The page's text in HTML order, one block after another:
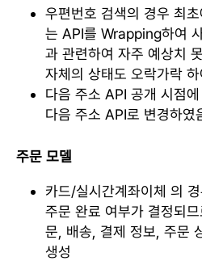
우편번호 검색의 경우 최
는 API를 Wrapping하여
과 관련하여 자주 예상치
자체의 상태도 오락가락
다음 주소 API 공개 시점
다음 주소 API로 변경하였
주문 모델
카드/실시간계좌이체 의
주문 완료 여부가 결정되
문, 배송, 결제 정보, 주문
생성